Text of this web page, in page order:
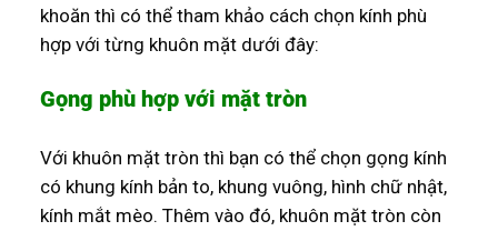
khoăn thì có thể tham khảo cách chọn kính phù
hợp với từng khuôn mặt dưới đây:
Gọng phù hợp với mặt tròn
Với khuôn mặt tròn thì bạn có thể chọn gọng kính
có khung kính bản to, khung vuông, hình chữ nhật,
kính mắt mèo. Thêm vào đó, khuôn mặt tròn còn